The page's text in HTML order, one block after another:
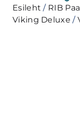
Esileht / RIB
Viking Deluxe /